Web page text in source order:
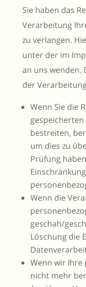
Sie haben das
Verarbeitung
zu verlangen.
unter der im
an uns wenden.
der
Wenn Sie die
bestreiten,
um dies zu
Prüfung
Wenn die
geschah/
Löschung die
Wenn wir Ihre
nicht mehr